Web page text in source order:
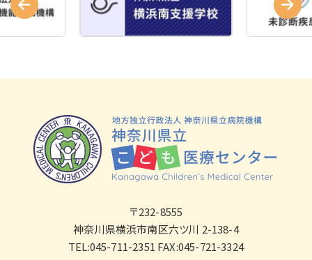
〒232-8555
神奈川県横浜市南区六ツ川 2-138-4
TEL:045-711-2351 FAX:045-721-3324